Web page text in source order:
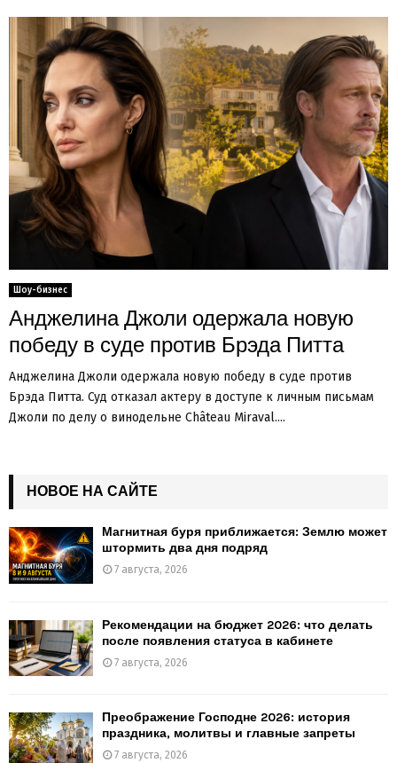
Шоу-бизнес
Анджелина Джоли одержала новую
победу в суде против Брэда Питта
Анджелина Джоли одержала новую победу в суде против
Брэда Питта. Суд отказал актеру в доступе к личным письмам
Джоли по делу о винодельне Château Miraval....
НОВОЕ НА САЙТЕ
Магнитная буря приближается: Землю может
штормить два дня подряд
7 августа, 2026
Рекомендации на бюджет 2026: что делать
после появления статуса в кабинете
7 августа, 2026
Преображение Господне 2026: история
праздника, молитвы и главные запреты
7 августа, 2026